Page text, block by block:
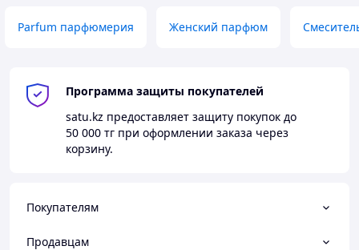
Parfum парфюмерия Женский парфюм
Программа защиты покупателей
satu.kz предоставляет защиту покупок до
50 000 тг при оформлении заказа через
корзину.
Покупателям
Продавцам